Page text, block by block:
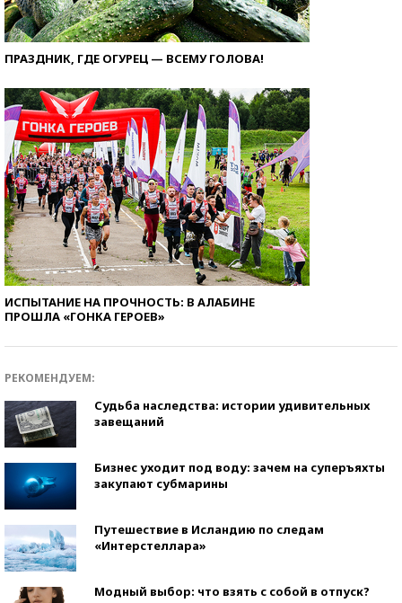
ПРАЗДНИК, ГДЕ ОГУРЕЦ — ВСЕМУ ГОЛОВА!
ИСПЫТАНИЕ НА ПРОЧНОСТЬ: В АЛАБИНЕ
ПРОШЛА «ГОНКА ГЕРОЕВ»
РЕКОМЕНДУЕМ:
Судьба наследства: истории удивительных
завещаний
Бизнес уходит под воду: зачем на суперъяхты
закупают субмарины
Путешествие в Исландию по следам
«Интерстеллара»
Модный выбор: что взять с собой в отпуск?